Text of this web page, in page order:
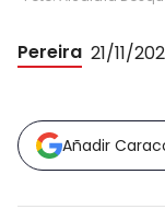
Pereira 21/11/
Añadir